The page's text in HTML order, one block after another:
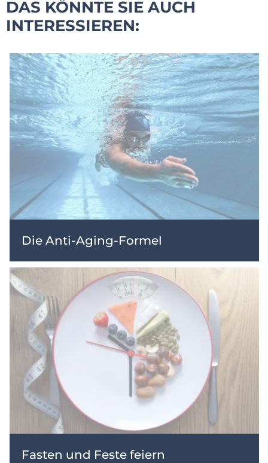
DAS KÖNNTE SIE AUCH
INTERESSIEREN:
Die Anti-Aging-Formel
Fasten und Feste feiern